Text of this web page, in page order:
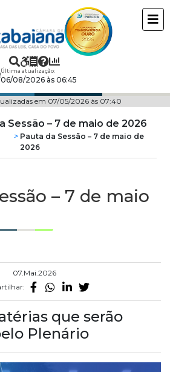
Última atualização:
06/08/2026 às 06:45
em 07/05/2026 às 07:40
Sessão – 7 de maio de 2026
Pauta da Sessão – 7 de maio de
2026
– 7 de maio
07.Mai.2026
que serão
Plenário